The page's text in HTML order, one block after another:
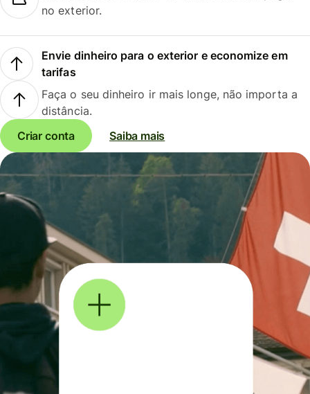
no exterior.
Envie dinheiro para o exterior e economize em
tarifas
Faça o seu dinheiro ir mais longe, não importa a
distância.
Criar conta
Saiba mais